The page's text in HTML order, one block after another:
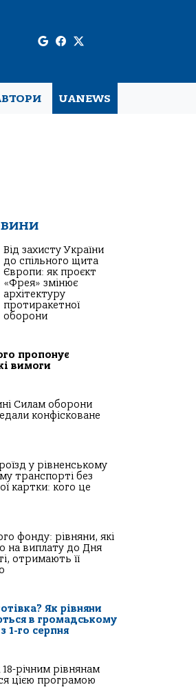
UANEWS
Від захисту України
до спільного щита
Європи: як проєкт
«Фрея» змінює
архітектуру
протиракетної
оборони
пропонує
вимоги
Силам оборони
конфісковане
у рівненському
транспорті без
картки: кого це
фонду: рівняни, які
на виплату до Дня
отримають її
Як рівняни
в громадському
1-го серпня
18-річним рівнянам
цією програмою